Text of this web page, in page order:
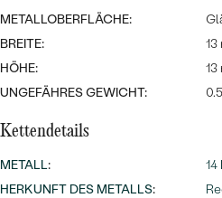
NACH DER FARBE
MASSGEFERTIGTER
DIAMANTEN
Ringe
METALLOBERFLÄCHE:
BREITE:
13
HÖHE:
13
UNGEFÄHRES GEWICHT:
Kettendetails
METALL:
HERKUNFT DES METALLS: